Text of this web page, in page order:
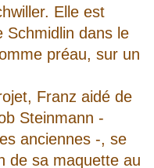
Elle est
Schmidlin dans le
préau, sur un
Franz aidé de
Steinmann -
anciennes -, se
de sa maquette au